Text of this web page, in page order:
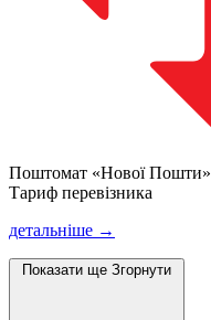
Поштомат «Нової Пошти»
Тариф перевізника
детальніше →
Показати ще Згорнути